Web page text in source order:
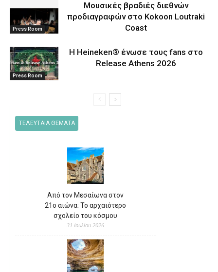
Press Room
Μουσικές βραδιές διεθνών
προδιαγραφών στο Kokoon Loutraki
Coast
Press Room
Η Heineken® ένωσε τους fans στο
Release Athens 2026
ΤΕΛΕΥΤΑΙΑ ΘΕΜΑΤΑ
Από τον Μεσαίωνα στον
21ο αιώνα: Το αρχαιότερο
σχολείο του κόσμου
31 Ιουλίου 2026